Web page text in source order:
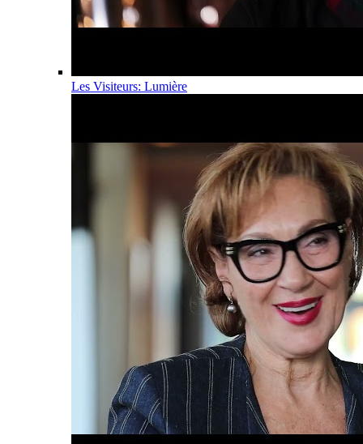
Les Visiteurs: Lumière